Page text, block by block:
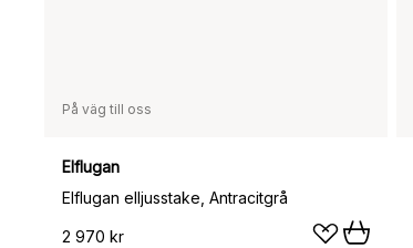
På väg till oss
Elflugan
Elflugan elljusstake, Antracitgrå
2 970 kr